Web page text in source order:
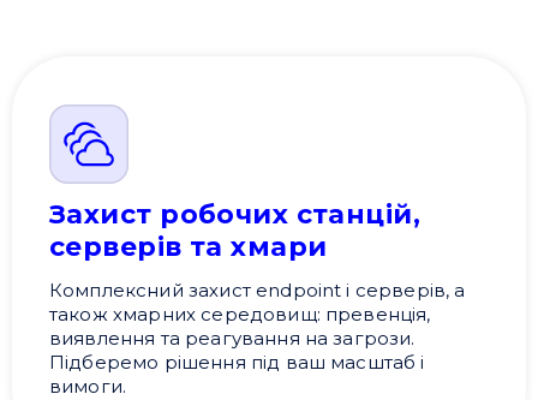
Захист робочих станцій,
серверів та хмари
Комплексний захист endpoint і серверів, а
також хмарних середовищ: превенція,
виявлення та реагування на загрози.
Підберемо рішення під ваш масштаб і
вимоги.